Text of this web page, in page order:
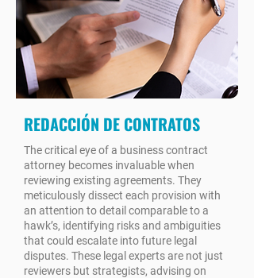
REDACCIÓN DE CONTRATOS
The critical eye of a business contract
attorney becomes invaluable when
reviewing existing agreements. They
meticulously dissect each provision with
an attention to detail comparable to a
hawk’s, identifying risks and ambiguities
that could escalate into future legal
disputes. These legal experts are not just
reviewers but strategists, advising on